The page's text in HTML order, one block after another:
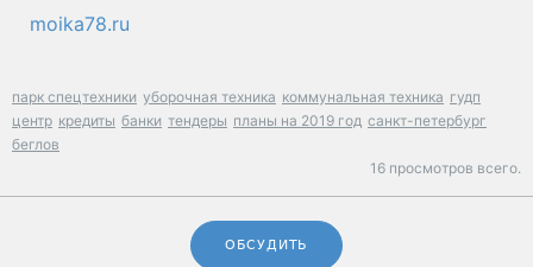
moika78.ru
парк спецтехники уборочная техника коммунальная техника гудп
центр кредиты банки тендеры планы на 2019 год санкт-петербург
беглов
16 просмотров всего.
ОБСУДИТЬ